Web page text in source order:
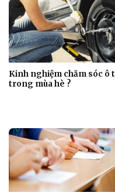
Kinh nghiệm chăm sóc ô
trong mùa hè ?